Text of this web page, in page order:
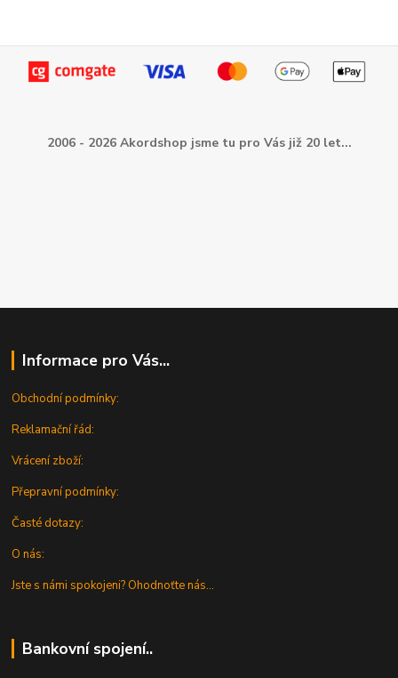
2006 - 2026 Akordshop jsme tu pro Vás již 20 let...
Informace pro Vás...
Obchodní podmínky:
Reklamační řád:
Vrácení zboží:
Přepravní podmínky:
Časté dotazy:
O nás:
Jste s námi spokojeni? Ohodnoťte nás...
Bankovní spojení..